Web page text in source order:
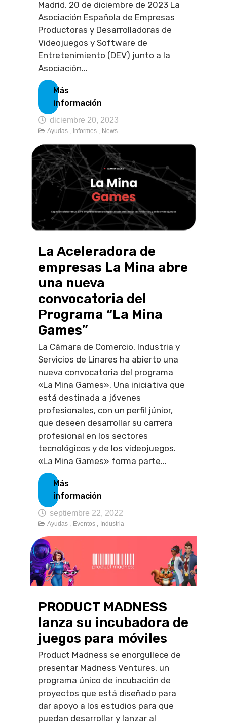
Madrid, 20 de diciembre de 2023 La
Asociación Española de Empresas
Productoras y Desarrolladoras de
Videojuegos y Software de
Entretenimiento (DEV) junto a la
Asociación...
Más
información
diciembre 20, 2023
Ayudas , Informes , News
La Aceleradora de
empresas La Mina abre
una nueva
convocatoria del
Programa “La Mina
Games”
La Cámara de Comercio, Industria y
Servicios de Linares ha abierto una
nueva convocatoria del programa
«La Mina Games». Una iniciativa que
está destinada a jóvenes
profesionales, con un perfil júnior,
que deseen desarrollar su carrera
profesional en los sectores
tecnológicos y de los videojuegos.
«La Mina Games» forma parte...
Más
información
septiembre 22, 2022
Ayudas , Eventos , Industria
PRODUCT MADNESS
lanza su incubadora de
juegos para móviles
Product Madness se enorgullece de
presentar Madness Ventures, un
programa único de incubación de
proyectos que está diseñado para
dar apoyo a los estudios para que
puedan desarrollar y lanzar al